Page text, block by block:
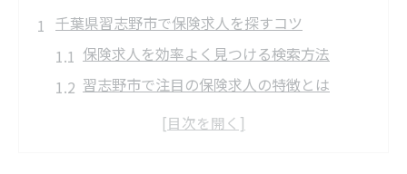
千葉県習志野市で保険求人を探すコツ
保険求人を効率よく見つける検索方法
習志野市で注目の保険求人の特徴とは
未経験でも応募しやすい保険求人の見極め